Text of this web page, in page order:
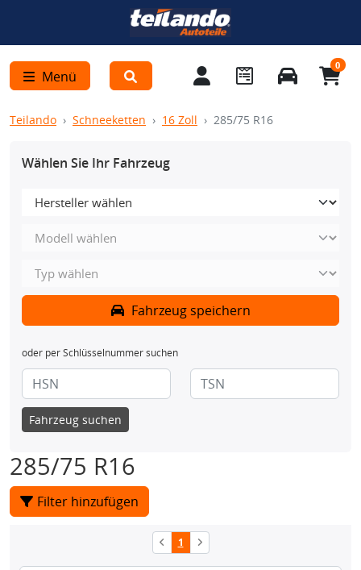
Menü
0
Teilando Schneeketten 16 Zoll 285/75 R16
Wählen Sie Ihr Fahrzeug
Fahrzeug speichern
oder per Schlüsselnummer suchen
Fahrzeug suchen
285/75 R16
Filter hinzufügen
1